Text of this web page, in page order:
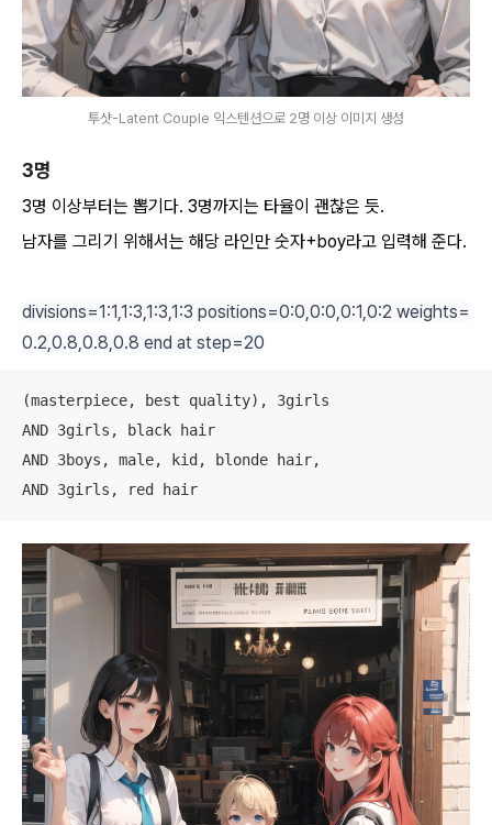
투샷-Latent Couple 익스텐션으로 2명 이상 이미지 생성
3명
3명 이상부터는 뽑기다. 3명까지는 타율이 괜찮은 듯.
남자를 그리기 위해서는 해당 라인만 숫자+boy라고 입력해 준다.
divisions=1:1,1:3,1:3,1:3 positions=0:0,0:0,0:1,0:2 weights=
0.2,0.8,0.8,0.8 end at step=20
(masterpiece, best quality), 3girls
AND 3girls, black hair
AND 3boys, male, kid, blonde hair,
AND 3girls, red hair